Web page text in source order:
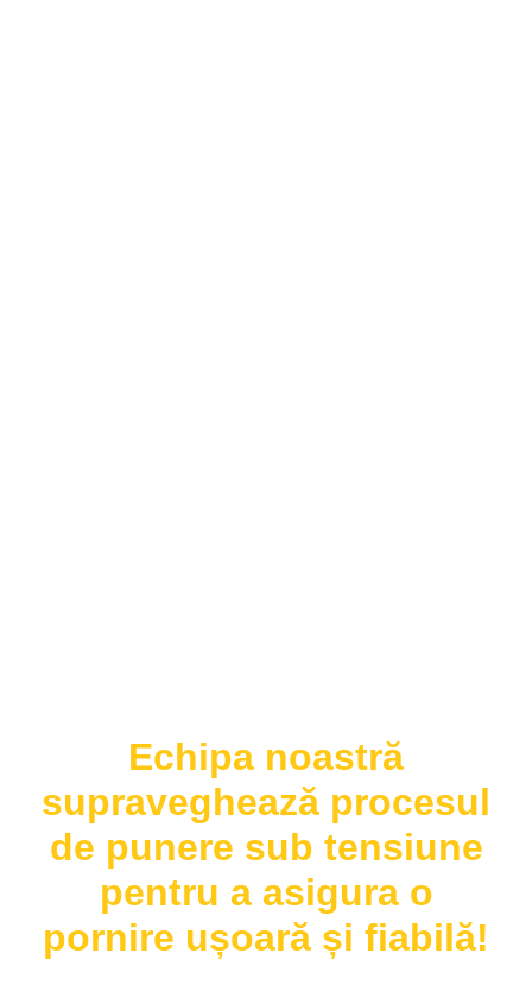
Echipa noastră
supraveghează procesul
de punere sub tensiune
pentru a asigura o
pornire ușoară și fiabilă!